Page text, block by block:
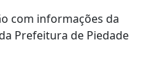
com informações da
Prefeitura de Piedade